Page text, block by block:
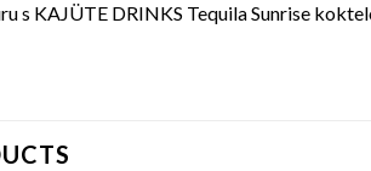
s KAJÜTE DRINKS Tequila Sunrise